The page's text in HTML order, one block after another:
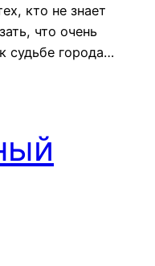
кто не знает
что очень
судьбе города…